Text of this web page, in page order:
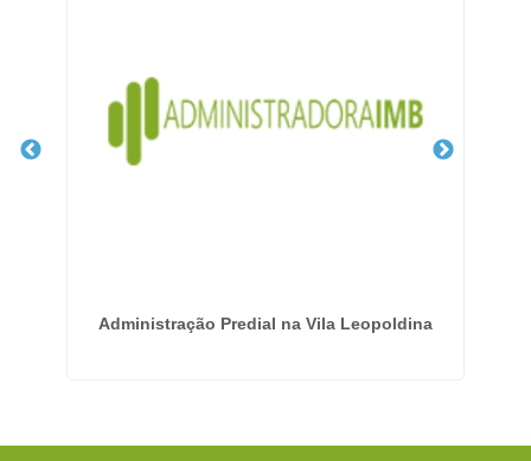
Administração Predial na Vila Leopoldina